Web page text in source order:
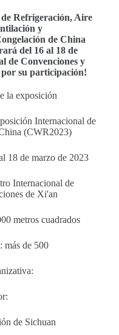
Refrigeración, Aire
y
de China
del 16 al 18 de
de Convenciones y
por su participación!
la exposición
Internacional de
(CWR2023)
18 de marzo de 2023
Internacional de
de Xi'an
metros cuadrados
más de 500
de Sichuan